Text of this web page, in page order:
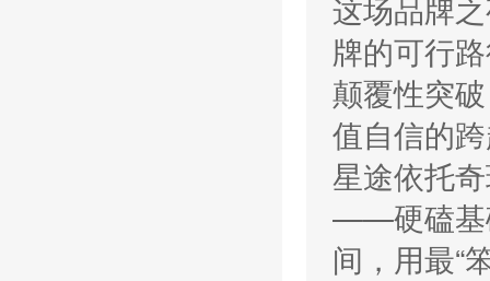
这场品牌
牌的可行
颠覆性突
值自信的
星途依托
——硬磕基
间，用最“